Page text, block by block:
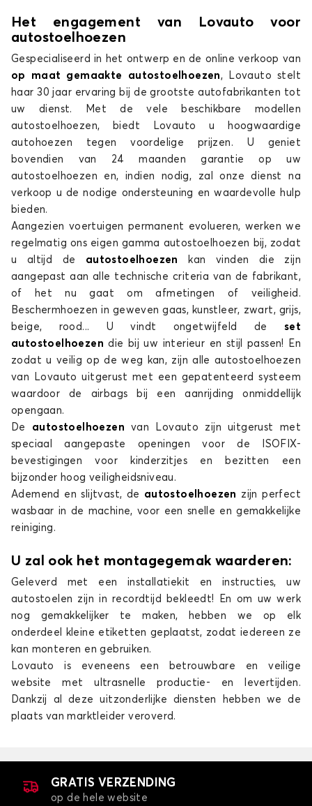
Het engagement van Lovauto voor
autostoelhoezen
Gespecialiseerd in het ontwerp en de online verkoop van
op maat gemaakte autostoelhoezen, Lovauto stelt
haar 30 jaar ervaring bij de grootste autofabrikanten tot
uw dienst. Met de vele beschikbare modellen
autostoelhoezen, biedt Lovauto u hoogwaardige
autohoezen tegen voordelige prijzen. U geniet
bovendien van 24 maanden garantie op uw
autostoelhoezen en, indien nodig, zal onze dienst na
verkoop u de nodige ondersteuning en waardevolle hulp
bieden.
Aangezien voertuigen permanent evolueren, werken we
regelmatig ons eigen gamma autostoelhoezen bij, zodat
u altijd de autostoelhoezen
kan vinden die zijn
aangepast aan alle technische criteria van de fabrikant,
of het nu gaat om afmetingen of veiligheid.
Beschermhoezen in geweven gaas, kunstleer, zwart, grijs,
beige, rood... U vindt ongetwijfeld de set
autostoelhoezendie bij uw interieur en stijl passen! En
zodat u veilig op de weg kan, zijn alle autostoelhoezen
van Lovauto uitgerust met een gepatenteerd systeem
waardoor de airbags bij een aanrijding onmiddellijk
opengaan.
De autostoelhoezenvan Lovauto zijn uitgerust met
speciaal aangepaste openingen voor de ISOFIX-
bevestigingen voor kinderzitjes en bezitten een
bijzonder hoog veiligheidsniveau.
Ademend en slijtvast, de autostoelhoezen zijn perfect
wasbaar in de machine, voor een snelle en gemakkelijke
reiniging.
U zal ook het montagegemak waarderen:
Geleverd met een installatiekit en instructies, uw
autostoelen zijn in recordtijd bekleedt! En om uw werk
nog gemakkelijker te maken, hebben we op elk
onderdeel kleine etiketten geplaatst, zodat iedereen ze
kan monteren en gebruiken.
Lovauto is eveneens een betrouwbare en veilige
website met ultrasnelle productie- en levertijden.
Dankzij al deze uitzonderlijke diensten hebben we de
plaats van marktleider veroverd.
GRATIS VERZENDING
op de hele website